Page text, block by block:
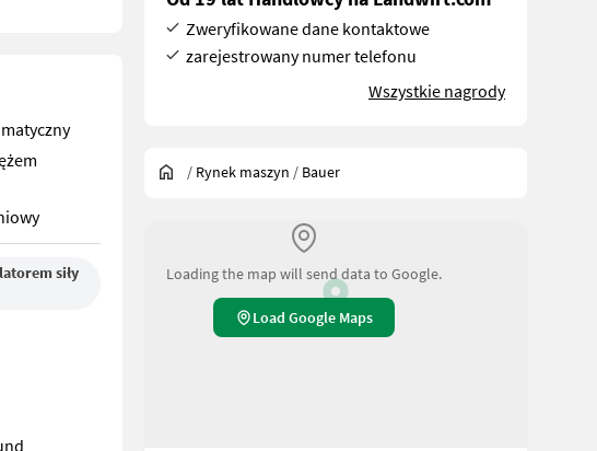
siły
Zweryfikowane dane kontaktowe
zarejestrowany numer telefonu
Wszystkie nagrody
/ Rynek maszyn / Bauer
Loading the map will send data to Google.
Load Google Maps